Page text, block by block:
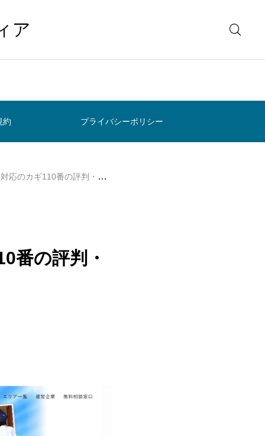
ア
約 プライバシーポリシー
番の評判・料金・流れを解説
番の評判・